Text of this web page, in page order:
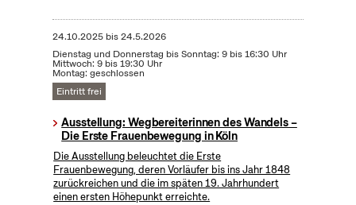
24.10.2025bis24.5.2026
Dienstag und Donnerstag bis Sonntag: 9 bis 16:30 Uhr
Mittwoch: 9 bis 19:30 Uhr
Montag: geschlossen
Eintritt frei
Ausstellung: Wegbereiterinnen des Wandels –
Die Erste Frauenbewegung in Köln
Die Ausstellung beleuchtet die Erste
Frauenbewegung, deren Vorläufer bis ins Jahr 1848
zurückreichen und die im späten 19. Jahrhundert
einen ersten Höhepunkt erreichte.